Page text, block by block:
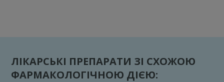
ЛІКАРСЬКІ ПРЕПАРАТИ ЗІ СХОЖОЮ
ФАРМАКОЛОГІЧНОЮ ДІЄЮ: